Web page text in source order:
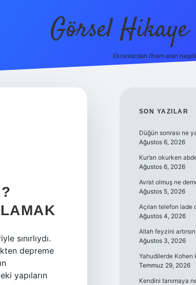
Görsel
Ekranlardan ilham alan
sınırlıydı.
depreme
yapıların
SON YAZILAR
Düğün sonrası ne
Ağustos 6, 2026
Kur’an okurken
Ağustos 6, 2026
Avrat olmuş ne
Ağustos 5, 2026
Açılan telefon iade
Ağustos 4, 2026
Allah feyzini
Ağustos 3, 2026
Yahudilerde Kohen
Temmuz 29, 2026
Kendini tanımaya